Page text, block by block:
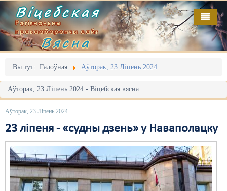
Віцебская
Рэгіянальны
праваабарончы сайт
Вясна
Вы тут: Галоўная Аўторак, 23 Ліпень 2024
Аўторак, 23 Ліпень 2024 - Віцебская вясна
Аўторак, 23 Ліпень 2024
23 ліпеня - «судны дзень» у Наваполацку
Галоўная
Адміністрацыйны перасьлед
Акцыі
Выбары
Грамадзянскія ініцыятывы
Дзяржава
Дыскрымінацыя
Выданьні
Відэа
Пра нас
RSS